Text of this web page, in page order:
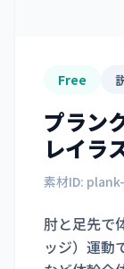
Free
プラン
レイラ
素材ID:
肘と足先で
ッジ）運動